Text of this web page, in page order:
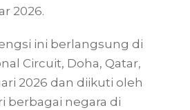
2026.
ini berlangsung di
Circuit, Doha, Qatar,
2026 dan diikuti oleh
berbagai negara di